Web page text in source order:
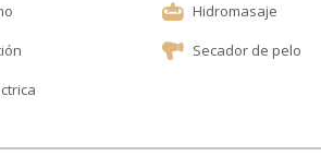
Hidromasaje
Secador de pelo